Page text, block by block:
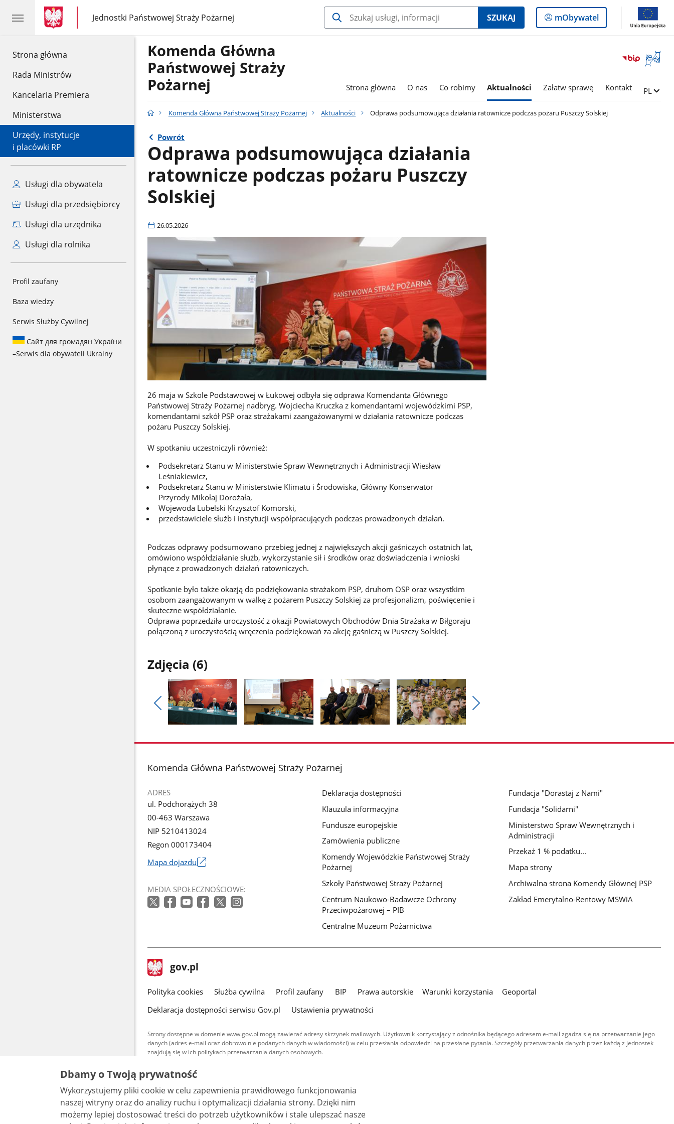
Strona główna
Rada Ministrów
Kancelaria Premiera
Ministerstwa
Urzędy, instytucje
i placówki RP
Usługi dla obywatela
Usługi dla przedsiębiorcy
Usługi dla urzędnika
Usługi dla rolnika
Profil zaufany
Baza wiedzy
Serwis Służby Cywilnej
Сайт для громадян України
–Serwis dla obywateli Ukrainy
gov.pl
gov.pl
Jednostki Państwowej Straży Pożarnej
gov.pl
Jednostki
Państwowej
SZUKAJ
Logowanie
do
mObywatel
Otwórz
okno
języka
Komenda Główna
Państwowej Straży
Pożarnej
Strona główna O nas Co robimy Aktualności Załatw sprawę Kontakt Zmień
PL
Komenda Główna Państwowej Straży Pożarnej Aktualności Odprawa podsumowująca działania ratownicze podczas pożaru Puszczy Solskiej
Powrót
Odprawa podsumowująca działania
ratownicze podczas pożaru Puszczy
Solskiej
26.05.2026
26 maja w Szkole Podstawowej w Łukowej odbyła się odprawa Komendanta Głównego
Państwowej Straży Pożarnej nadbryg. Wojciecha Kruczka z komendantami wojewódzkimi PSP,
komendantami szkół PSP oraz strażakami zaangażowanymi w działania ratownicze podczas
pożaru Puszczy Solskiej.
W spotkaniu uczestniczyli również:
Podsekretarz Stanu w Ministerstwie Spraw Wewnętrznych i Administracji Wiesław
Leśniakiewicz,
Podsekretarz Stanu w Ministerstwie Klimatu i Środowiska, Główny Konserwator
Przyrody Mikołaj Dorożała,
Wojewoda Lubelski Krzysztof Komorski,
przedstawiciele służb i instytucji współpracujących podczas prowadzonych działań.
Podczas odprawy podsumowano przebieg jednej z największych akcji gaśniczych ostatnich lat,
omówiono współdziałanie służb, wykorzystanie sił i środków oraz doświadczenia i wnioski
płynące z prowadzonych działań ratowniczych.
Spotkanie było także okazją do podziękowania strażakom PSP, druhom OSP oraz wszystkim
osobom zaangażowanym w walkę z pożarem Puszczy Solskiej za profesjonalizm, poświęcenie i
skuteczne współdziałanie.
Odprawa poprzedziła uroczystość z okazji Powiatowych Obchodów Dnia Strażaka w Biłgoraju
połączoną z uroczystością wręczenia podziękowań za akcję gaśniczą w Puszczy Solskiej.
Zdjęcia (6)
poprzednie
galerii.
galerii.
galerii.
stopka
Komenda Główna Państwowej Straży Pożarnej
ADRES
ul. Podchorążych 38
00-463 Warszawa
NIP 5210413024
Regon 000173404
Mapa dojazdu
się
w
MEDIA SPOŁECZNOŚCIOWE:
Deklaracja dostępności
Klauzula informacyjna
Fundusze europejskie
Zamówienia publiczne
Komendy Wojewódzkie Państwowej Straży
Pożarnej
Szkoły Państwowej Straży Pożarnej
Centrum Naukowo-Badawcze Ochrony
Przeciwpożarowej – PIB
Centralne Muzeum Pożarnictwa
Fundacja "Dorastaj z Nami"
Fundacja "Solidarni"
Ministerstwo Spraw Wewnętrznych i
Administracji
Przekaż 1 % podatku...
Mapa strony
Archiwalna strona Komendy Głównej PSP
Zakład Emerytalno-Rentowy MSWiA
stopka
gov.pl Strona
gov.pl
gov.pl
Polityka cookies Służba cywilna Profil zaufany BIP Prawa autorskie Warunki korzystania
Geoportal
Deklaracja dostępności serwisu Gov.pl
Ustawienia prywatności
Strony dostępne w domenie www.gov.pl mogą zawierać adresy skrzynek mailowych. Użytkownik korzystający z odnośnika będącego adresem e-mail zgadza się na przetwarzanie jego
danych (adres e-mail oraz dobrowolnie podanych danych w wiadomości) w celu przesłania odpowiedzi na przesłane pytania. Szczegóły przetwarzania danych przez każdą z jednostek
znajdują się w ich politykach przetwarzania danych osobowych.
Treści tekstowe publikowane w serwisie (z wyłączeniem treści audiowizualnych), są
udostępniane na licencji typu Creative Commons: uznanie autorstwa - na tych samych
warunkach 4.0 (CC BY-SA 4.0). Materiały audiowizualne, w tym zdjęcia, materiały audio i wideo,
są udostępniane na licencji typu Creative Commons: uznanie autorstwa użycie niekomercyjne -
bez utworów zależnych 4.0 (CC BY-NC-ND 4.0), o ile nie jest to stwierdzone inaczej.
Dbamy o Twoją prywatność
Wykorzystujemy pliki cookie w celu zapewnienia prawidłowego funkcjonowania
naszej witryny oraz do analizy ruchu i optymalizacji działania strony. Dzięki nim
możemy lepiej dostosować treści do potrzeb użytkowników i stale ulepszać nasze